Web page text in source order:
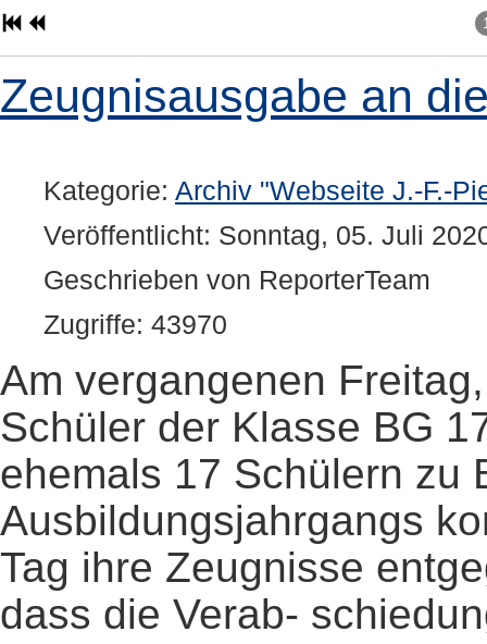
Zeugnisausgabe an
Kategorie: Archiv "Webseite J.-F.-
Veröffentlicht: Sonntag, 05. Juli
Geschrieben von ReporterTeam
Zugriffe: 43970
Am vergangenen
Schüler der Klasse BG
ehemals 17 Schülern zu
Ausbildungsjahrgangs
Tag ihre Zeugnisse
dass die Verab-